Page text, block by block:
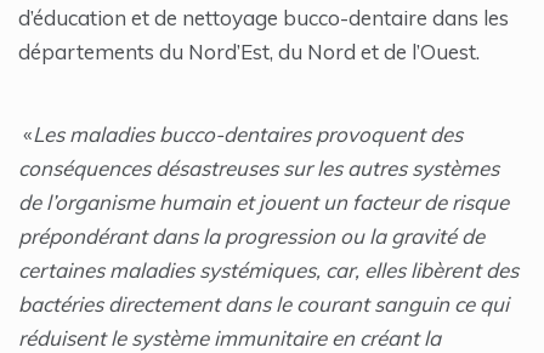
d’éducation et de nettoyage bucco-dentaire dans les
départements du Nord’Est, du Nord et de l’Ouest.
«Les maladies bucco-dentaires provoquent des
conséquences désastreuses sur les autres systèmes
de l’organisme humain et jouent un facteur de risque
prépondérant dans la progression ou la gravité de
certaines maladies systémiques, car, elles libèrent des
bactéries directement dans le courant sanguin ce qui
réduisent le système immunitaire en créant la